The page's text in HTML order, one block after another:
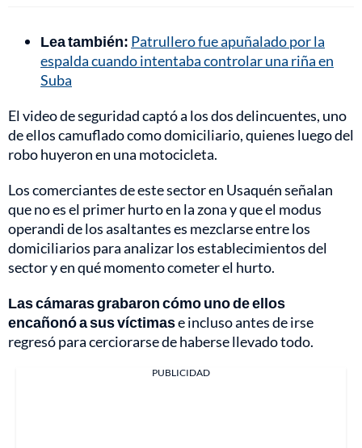
Lea también: Patrullero fue apuñalado por la
espalda cuando intentaba controlar una riña en
Suba
El video de seguridad captó a los dos delincuentes, uno
de ellos camuflado como domiciliario, quienes luego del
robo huyeron en una motocicleta.
Los comerciantes de este sector en Usaquén señalan
que no es el primer hurto en la zona y que el modus
operandi de los asaltantes es mezclarse entre los
domiciliarios para analizar los establecimientos del
sector y en qué momento cometer el hurto.
Las cámaras grabaron cómo uno de ellos
encañonó a sus víctimase incluso antes de irse
regresó para cerciorarse de haberse llevado todo.
PUBLICIDAD